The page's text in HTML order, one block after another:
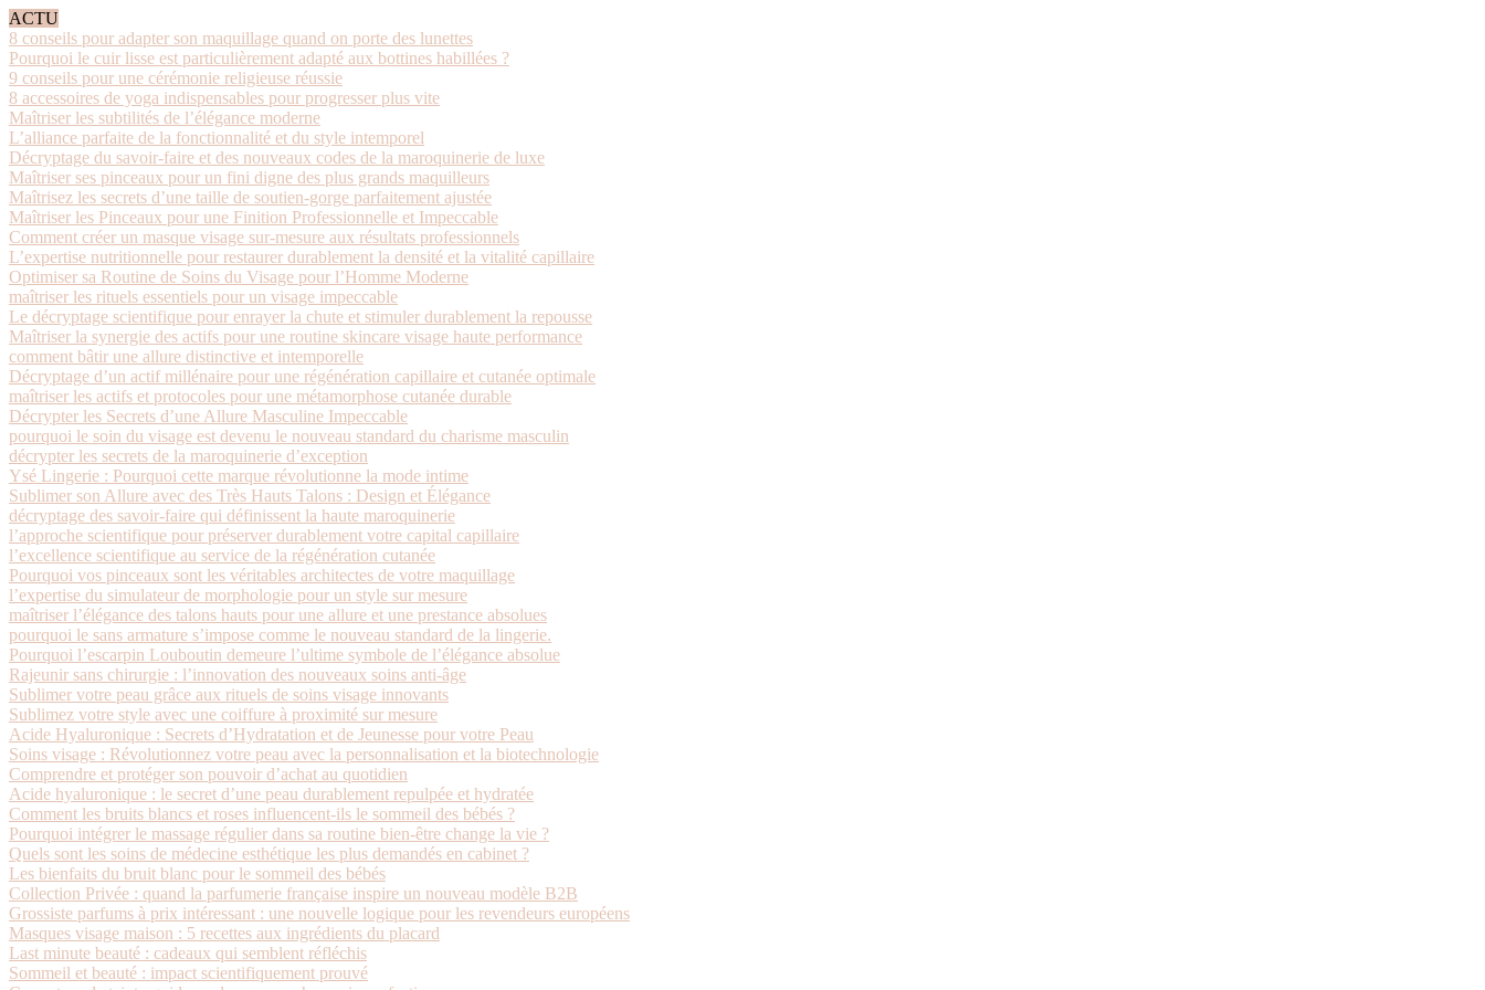
ACTU
8 conseils pour adapter son maquillage quand on porte des lunettes
Pourquoi le cuir lisse est particulièrement adapté aux bottines habillées ?
9 conseils pour une cérémonie religieuse réussie
8 accessoires de yoga indispensables pour progresser plus vite
Maîtriser les subtilités de l’élégance moderne
L’alliance parfaite de la fonctionnalité et du style intemporel
Décryptage du savoir-faire et des nouveaux codes de la maroquinerie de luxe
Maîtriser ses pinceaux pour un fini digne des plus grands maquilleurs
Maîtrisez les secrets d’une taille de soutien-gorge parfaitement ajustée
Maîtriser les Pinceaux pour une Finition Professionnelle et Impeccable
Comment créer un masque visage sur-mesure aux résultats professionnels
L’expertise nutritionnelle pour restaurer durablement la densité et la vitalité capillaire
Optimiser sa Routine de Soins du Visage pour l’Homme Moderne
maîtriser les rituels essentiels pour un visage impeccable
Le décryptage scientifique pour enrayer la chute et stimuler durablement la repousse
Maîtriser la synergie des actifs pour une routine skincare visage haute performance
comment bâtir une allure distinctive et intemporelle
Décryptage d’un actif millénaire pour une régénération capillaire et cutanée optimale
maîtriser les actifs et protocoles pour une métamorphose cutanée durable
Décrypter les Secrets d’une Allure Masculine Impeccable
pourquoi le soin du visage est devenu le nouveau standard du charisme masculin
décrypter les secrets de la maroquinerie d’exception
Ysé Lingerie : Pourquoi cette marque révolutionne la mode intime
Sublimer son Allure avec des Très Hauts Talons : Design et Élégance
décryptage des savoir-faire qui définissent la haute maroquinerie
l’approche scientifique pour préserver durablement votre capital capillaire
l’excellence scientifique au service de la régénération cutanée
Pourquoi vos pinceaux sont les véritables architectes de votre maquillage
l’expertise du simulateur de morphologie pour un style sur mesure
maîtriser l’élégance des talons hauts pour une allure et une prestance absolues
pourquoi le sans armature s’impose comme le nouveau standard de la lingerie.
Pourquoi l’escarpin Louboutin demeure l’ultime symbole de l’élégance absolue
Rajeunir sans chirurgie : l’innovation des nouveaux soins anti-âge
Sublimer votre peau grâce aux rituels de soins visage innovants
Sublimez votre style avec une coiffure à proximité sur mesure
Acide Hyaluronique : Secrets d’Hydratation et de Jeunesse pour votre Peau
Soins visage : Révolutionnez votre peau avec la personnalisation et la biotechnologie
Comprendre et protéger son pouvoir d’achat au quotidien
Acide hyaluronique : le secret d’une peau durablement repulpée et hydratée
Comment les bruits blancs et roses influencent-ils le sommeil des bébés ?
Pourquoi intégrer le massage régulier dans sa routine bien-être change la vie ?
Quels sont les soins de médecine esthétique les plus demandés en cabinet ?
Les bienfaits du bruit blanc pour le sommeil des bébés
Collection Privée : quand la parfumerie française inspire un nouveau modèle B2B
Grossiste parfums à prix intéressant : une nouvelle logique pour les revendeurs européens
Masques visage maison : 5 recettes aux ingrédients du placard
Last minute beauté : cadeaux qui semblent réfléchis
Sommeil et beauté : impact scientifiquement prouvé